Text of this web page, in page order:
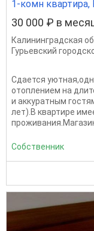
1-комн квартира,
30 000 ₽ в
Калининградская
Гурьевский
Сдается
отоплением на
и аккуратным
лет).В квартире
Собственник